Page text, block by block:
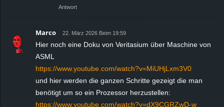
Antwort
Marco 22. März 2026 Beim 19:59
Hier noch eine Doku von Veritasium über Maschine von
ASML
https://www.youtube.com/watch?v=MiUHjLxm3V0
und hier werden die ganzen Schritte gezeigt die man
benötigt um so ein Prozessor herzustellen:
https://www.youtube.com/watch?v=dX9CGRZwD-w